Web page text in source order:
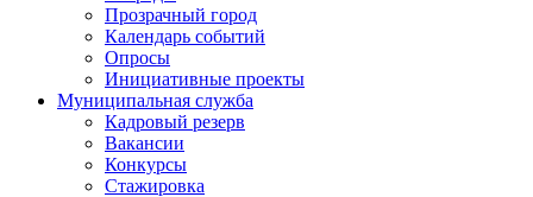
Прозрачный город
Календарь событий
Опросы
Инициативные проекты
Муниципальная служба
Кадровый резерв
Вакансии
Конкурсы
Стажировка